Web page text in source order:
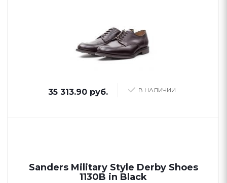
В НАЛИЧИИ
35 313.90 руб.
Sanders Military Style Derby Shoes
1130B in Black